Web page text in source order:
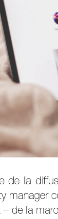
de la
manager
de la